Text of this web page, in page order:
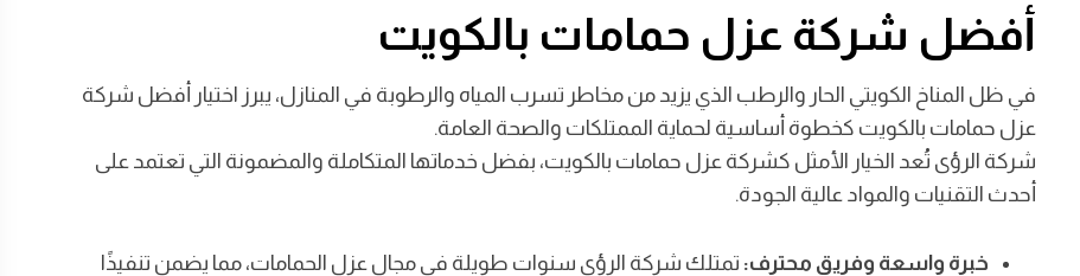
أفضل شركة عزل حمامات بالكويت
في ظل المناخ الكويتي الحار والرطب الذي يزيد من مخاطر تسرب المياه والرطوبة في المنازل، يبرز اختيار أفضل شركة
عزل حمامات بالكويت كخطوة أساسية لحماية الممتلكات والصحة العامة.
شركة الرؤى تُعد الخيار الأمثل كشركة عزل حمامات بالكويت، بفضل خدماتها المتكاملة والمضمونة التي تعتمد على
أحدث التقنيات والمواد عالية الجودة.
خبرة واسعة وفريق محترف: تمتلك شركة الرؤى سنوات طويلة في مجال عزل الحمامات، مما يضمن تنفيذًا